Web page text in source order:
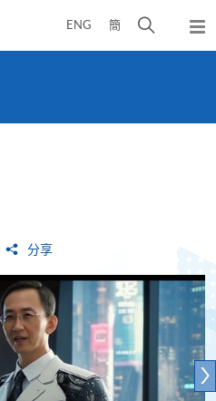
ENG 簡
開
彈
出
分享